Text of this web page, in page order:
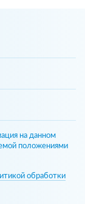
на данном
положениями
обработки